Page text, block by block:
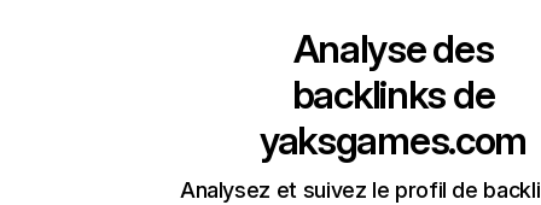
Analyse des
backlinks de
yaksgames.com
Analysez et suivez le profil de